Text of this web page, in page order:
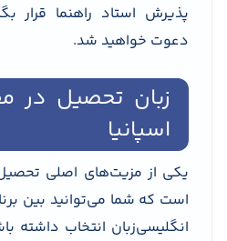
پذیرش استاد راهنما قرار
دعوت خواهید شد.
زبان تحصیل در
اسپانیا
یکی از مزیت‌های اصلی
است که شما می‌توانید بین
انگلیسی‌زبان انتخاب داشته